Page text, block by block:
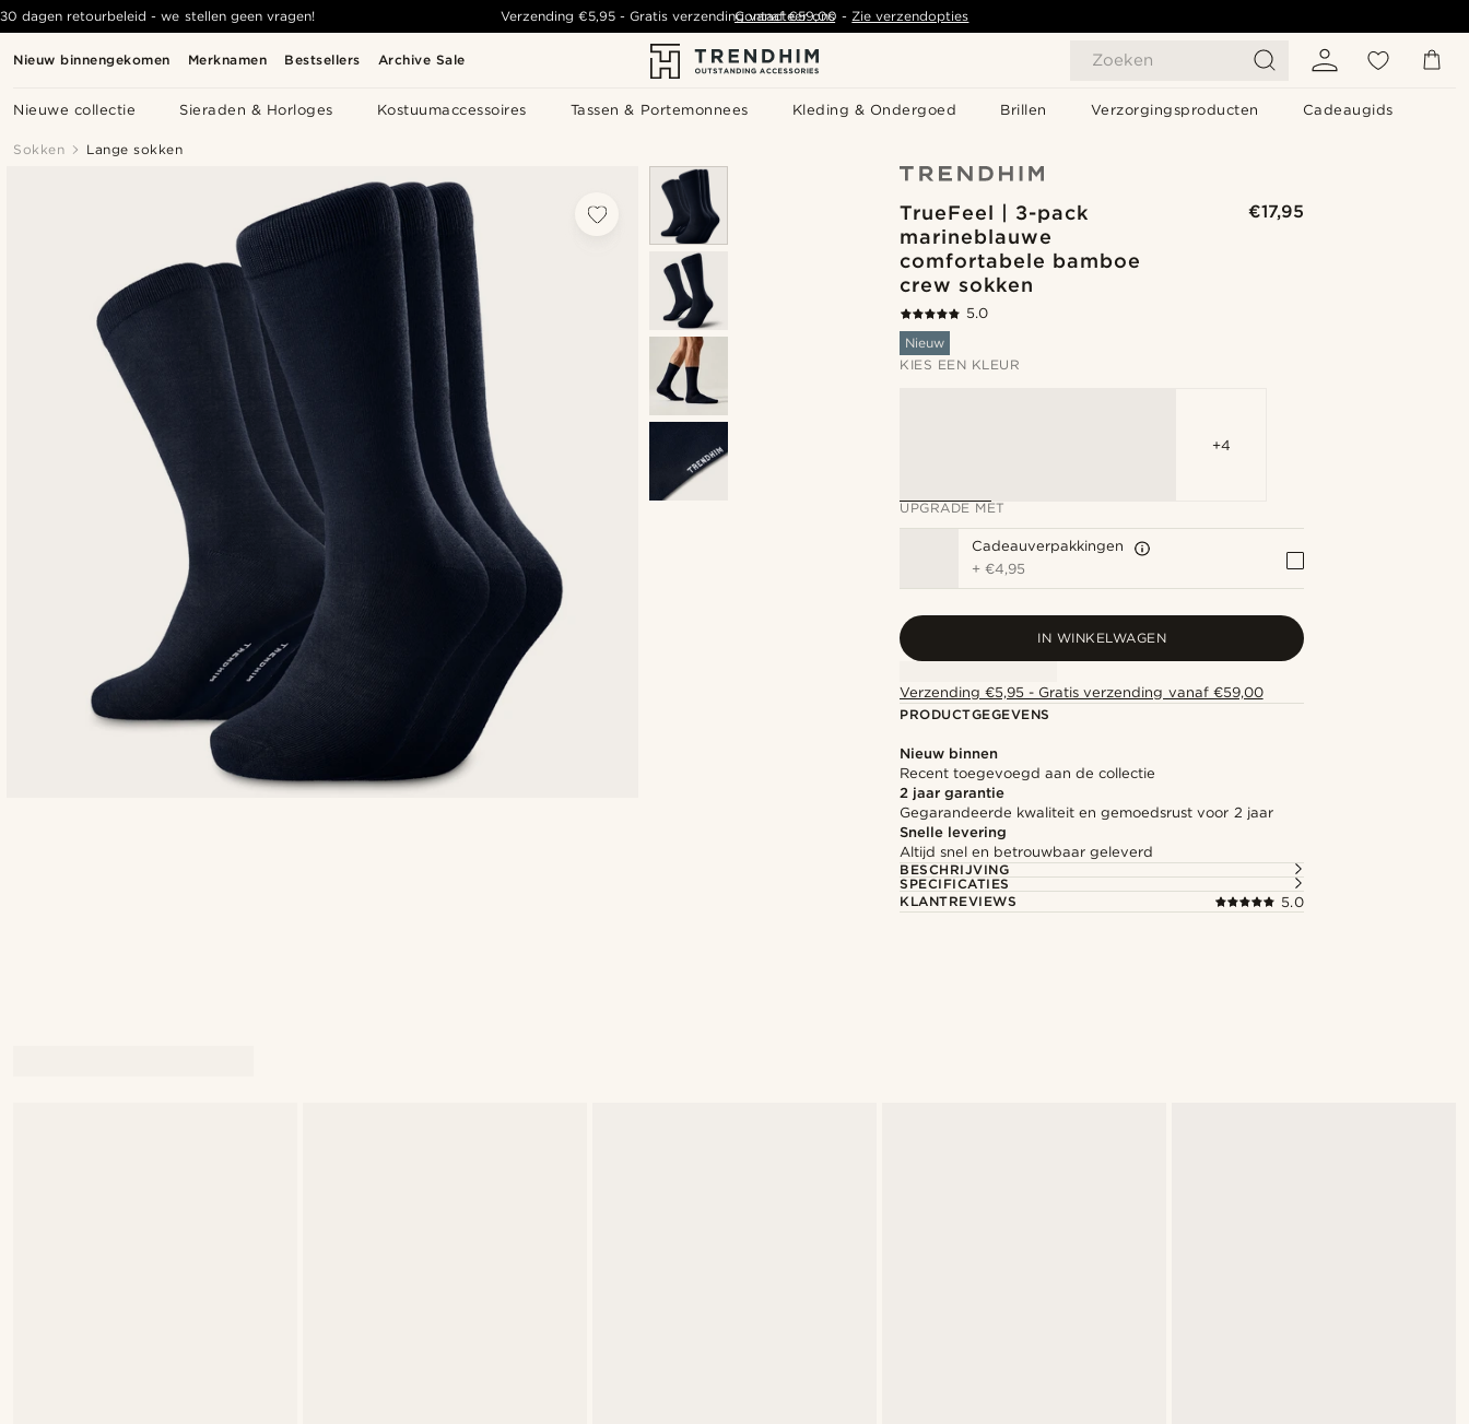
Nieuw binnengekomen Merknamen Bestsellers Archive Sale Zoeken
Nieuwe collectie Sieraden & Horloges Kostuumaccessoires Tassen & Portemonnees Kleding & Ondergoed Brillen Verzorgingsproducten Cadeaugids
30 dagen retourbeleid - we stellen geen vragen! Verzending €5,95- Gratis verzending vanaf€59,00 -Zie verzendopties
Contacteer ons
Sokken Lange sokken
TrueFeel | 3-pack
marineblauwe
comfortabele bamboe
crew sokken
€17,95
5.0
Nieuw
KIES EEN KLEUR
+4
UPGRADE MET
Cadeauverpakkingen
+€4,95
IN WINKELWAGEN
Verzending €5,95 - Gratis verzending vanaf €59,00
PRODUCTGEGEVENS
Nieuw binnen
Recent toegevoegd aan de collectie
2 jaar garantie
Gegarandeerde kwaliteit en gemoedsrust voor 2 jaar
Snelle levering
Altijd snel en betrouwbaar geleverd
BESCHRIJVING
SPECIFICATIES
KLANTREVIEWS
5.0